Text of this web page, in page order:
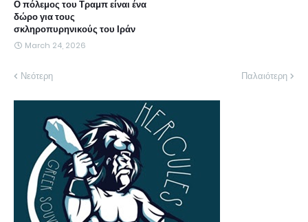
Ο πόλεμος του Τραμπ είναι ένα
δώρο για τους
σκληροπυρηνικούς του Ιράν
March 24, 2026
Νεότερη Παλαιότερη